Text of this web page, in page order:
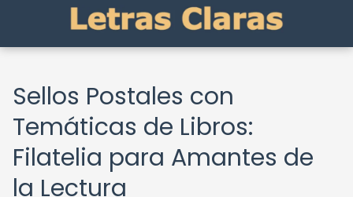
Sellos Postales con
Temáticas de Libros:
Filatelia para Amantes de
la Lectura